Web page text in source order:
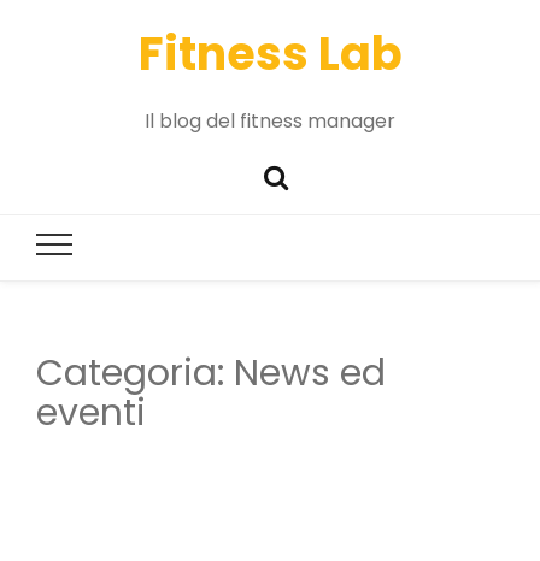
Fitness Lab
Il blog del fitness manager
Categoria: News ed
eventi